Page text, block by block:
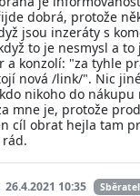
dobrá, protože
jsou inzeráty s
to je nesmysl a
a konzolí: "za tyhle
nová /link/". Nic
nikoho do
mne je, protože
cíl obrat hejla tam
26.4.2021 10:35